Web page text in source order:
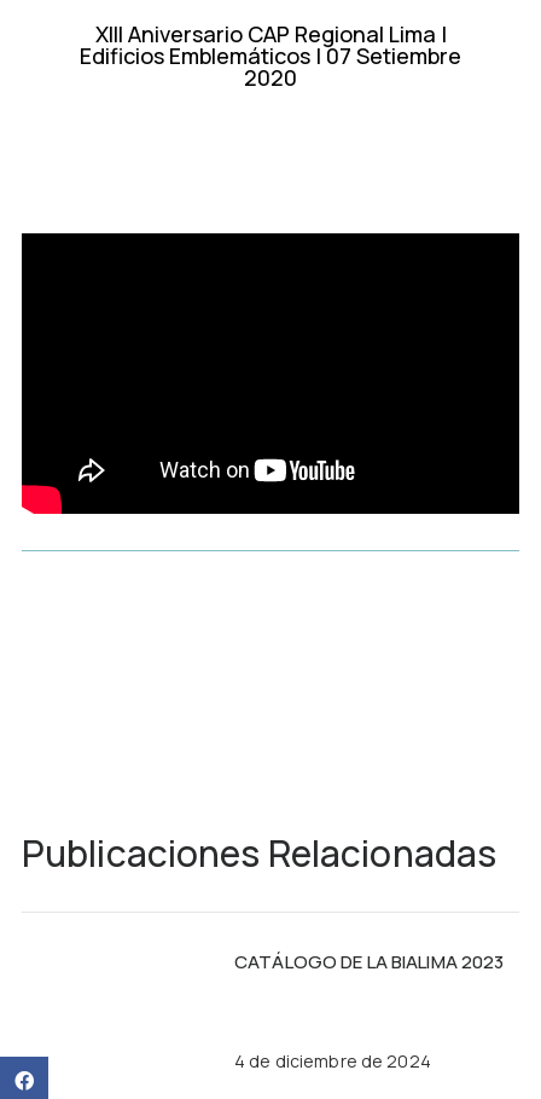
XIII Aniversario CAP Regional Lima |
Edificios Emblemáticos | 07 Setiembre
2020
Publicaciones Relacionadas
CATÁLOGO DE LA BIALIMA 2023
4 de diciembre de 2024